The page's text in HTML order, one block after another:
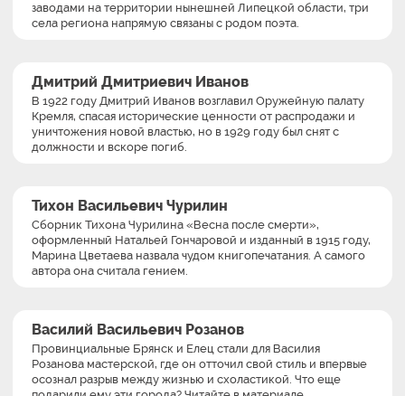
заводами на территории нынешней Липецкой области, три
села региона напрямую связаны с родом поэта.
Дмитрий Дмитриевич Иванов
В 1922 году Дмитрий Иванов возглавил Оружейную палату
Кремля, спасая исторические ценности от распродажи и
уничтожения новой властью, но в 1929 году был снят с
должности и вскоре погиб.
Тихон Васильевич Чурилин
Сборник Тихона Чурилина «Весна после смерти»,
оформленный Натальей Гончаровой и изданный в 1915 году,
Марина Цветаева назвала чудом книгопечатания. А самого
автора она считала гением.
Василий Васильевич Розанов
Провинциальные Брянск и Елец стали для Василия
Розанова мастерской, где он отточил свой стиль и впервые
осознал разрыв между жизнью и схоластикой. Что еще